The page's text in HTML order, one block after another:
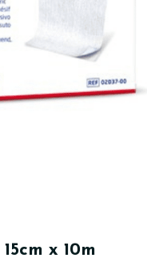
x 10m